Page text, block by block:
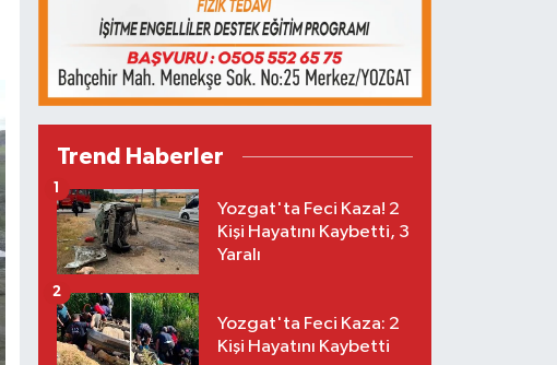
Trend Haberler
Yozgat'ta Feci Kaza! 2
Kişi Hayatını Kaybetti, 3
Yaralı
1
Yozgat'ta Feci Kaza: 2
Kişi Hayatını Kaybetti
2